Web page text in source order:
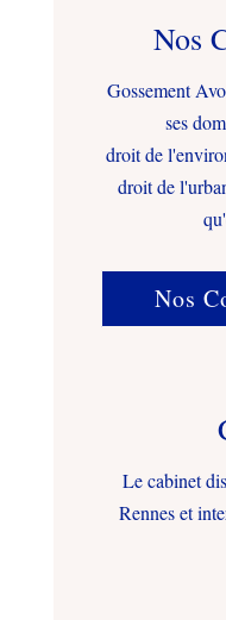
Nos
Gossement
ses
droit de
droit de
Nos
Le cabinet
Rennes et